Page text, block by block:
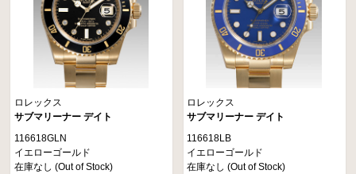
ロレックス
サブマリーナー デイト
116618GLN
イエローゴールド
在庫なし (Out of Stock)
ロレックス
サブマリーナー デイト
116618LB
イエローゴールド
在庫なし (Out of Stock)